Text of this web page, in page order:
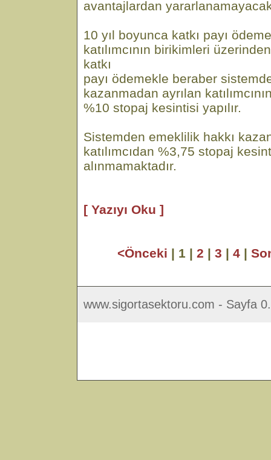
avantajlardan
10 yıl boyunca katkı payı
katılımcının birikimleri
katkı
payı ödemekle beraber
kazanmadan ayrılan
%10 stopaj kesintisi yapılır.
Sistemden emeklilik hakkı
katılımcıdan %3,75 stopaj
alınmamaktadır.
[ Yazıyı Oku ]
<Önceki | 1 | 2 | 3 | 4|
www.sigortasektoru.com - Sayfa